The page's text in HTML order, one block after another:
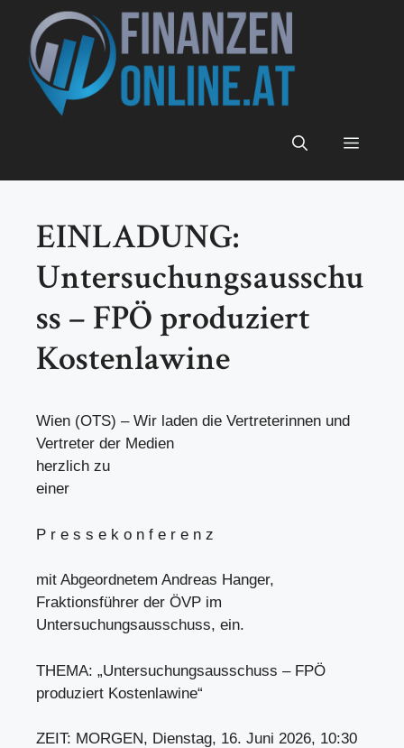
Inhalt
springen
Menü
EINLADUNG:
Untersuchungsausschu
ss – FPÖ produziert
Kostenlawine
Wien (OTS) – Wir laden die Vertreterinnen und
Vertreter der Medien
herzlich zu
einer
P r e s s e k o n f e r e n z
mit Abgeordnetem Andreas Hanger,
Fraktionsführer der ÖVP im
Untersuchungsausschuss, ein.
THEMA: „Untersuchungsausschuss – FPÖ
produziert Kostenlawine“
ZEIT: MORGEN, Dienstag, 16. Juni 2026, 10:30